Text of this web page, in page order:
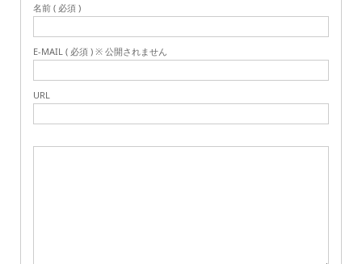
名前 ( 必須 )
E-MAIL ( 必須 ) ※ 公開されません
URL